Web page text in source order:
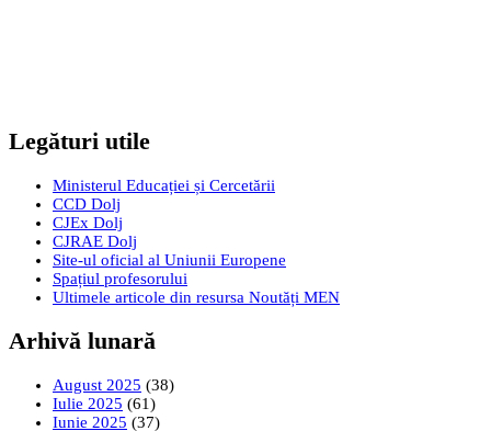
Legături utile
Ministerul Educației și Cercetării
CCD Dolj
CJEx Dolj
CJRAE Dolj
Site-ul oficial al Uniunii Europene
Spațiul profesorului
Ultimele articole din resursa Noutăți MEN
Arhivă lunară
August 2025 (38)
Iulie 2025 (61)
Iunie 2025 (37)